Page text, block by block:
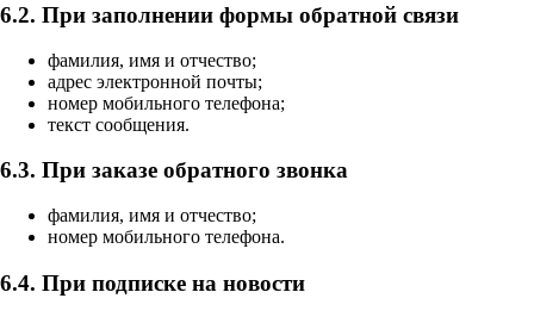
6.2. При заполнении формы обратной связи
фамилия, имя и отчество;
адрес электронной почты;
номер мобильного телефона;
текст сообщения.
6.3. При заказе обратного звонка
фамилия, имя и отчество;
номер мобильного телефона.
6.4. При подписке на новости